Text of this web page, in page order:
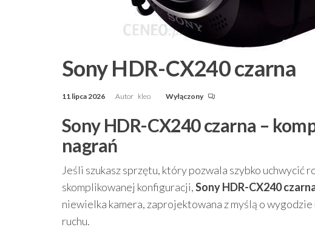
Sony HDR-CX240 czarna
11 lipca 2026 Autor kleo Wyłączony
Sony HDR-CX240 czarna –
nagrań
Jeśli szukasz sprzętu, który pozwala szybko uchwycić
skomplikowanej konfiguracji,Sony HDR-CX240
niewielka kamera, zaprojektowana z myślą o
ruchu.